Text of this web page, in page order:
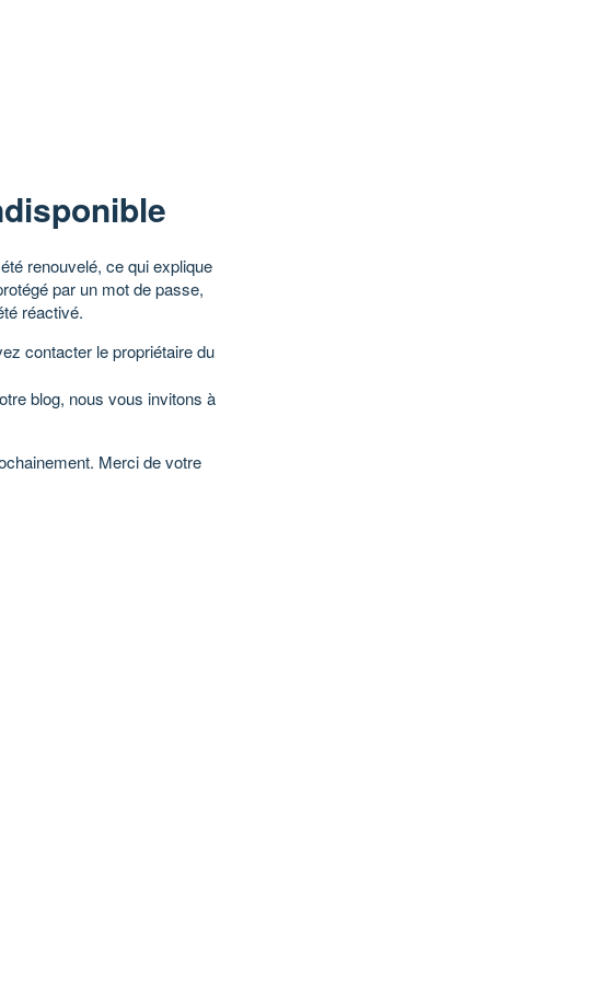
renouvelé, ce qui explique
par un mot de passe,
réactivé.
contacter le propriétaire du
blog, nous vous invitons à
Merci de votre